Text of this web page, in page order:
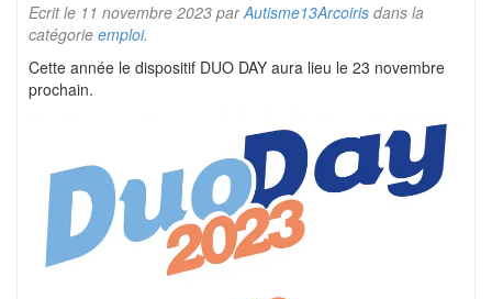
Ecrit le 11 novembre 2023 parAutisme13Arcoiris dans la
catégorie emploi.
Cette année le dispositif DUO DAY aura lieu le 23 novembre
prochain.